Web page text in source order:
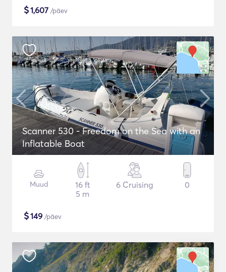
$1,607 /päev
Scanner 530 - Freedom on the Sea with an
Inflatable Boat
Muud
16 ft
5 m
6 Cruising 0
$149 /päev